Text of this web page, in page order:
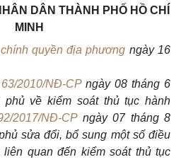
DÂN THÀNH PHỐ HỒ CHÍ
MINH
quyền địa phương ngày 16
63/2010/NĐ-CPngày 08 tháng 6
phủ về kiểm soát thủ tục hành
2017/NĐ-CPngày 07 tháng 8
sửa đổi, bổ sung một số điều
quan đến kiểm soát thủ tục